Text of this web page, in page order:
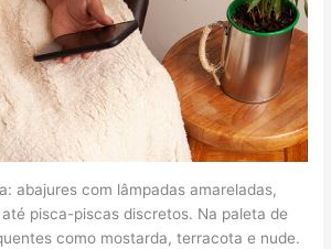
abajures com lâmpadas amareladas,
pisca-piscas discretos. Na paleta de
como mostarda, terracota e nude.